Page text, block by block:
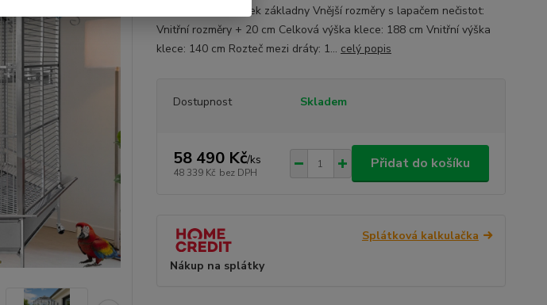
nečistot: viz. obrázek základny Vnější rozměry s lapačem nečistot:
Vnitřní rozměry + 20 cm Celková výška klece: 188 cm Vnitřní výška
klece: 140 cm Rozteč mezi dráty: 1... celý popis
Dostupnost Skladem
58 490 Kč/ks
48 339 Kč bez DPH
Přidat do košíku
Splátková kalkulačka
Nákup na splátky